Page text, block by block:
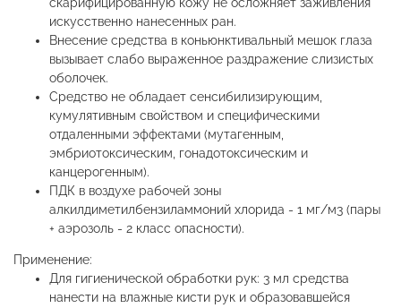
скарифицированную кожу не осложняет заживления
искусственно нанесенных ран.
Внесение средства в коньюнктивальный мешок глаза
вызывает слабо выраженное раздражение слизистых
оболочек.
Средство не обладает сенсибилизирующим,
кумулятивным свойством и специфическими
отдаленными эффектами (мутагенным,
эмбриотоксическим, гонадотоксическим и
канцерогенным).
ПДК в воздухе рабочей зоны
алкилдиметилбензиламмоний хлорида - 1 мг/м3 (пары
+ аэрозоль - 2 класс опасности).
Применение:
Для гигиенической обработки рук: 3 мл средства
нанести на влажные кисти рук и образовавшейся